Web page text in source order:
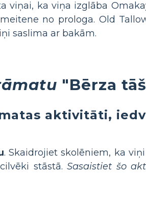
viņai, ka viņa izglāba
no prologa. Old
saslima ar bakām.
"Bērza
aktivitāti,
. Skaidrojiet skolēniem, ka
stāstā.Sasaistiet šo